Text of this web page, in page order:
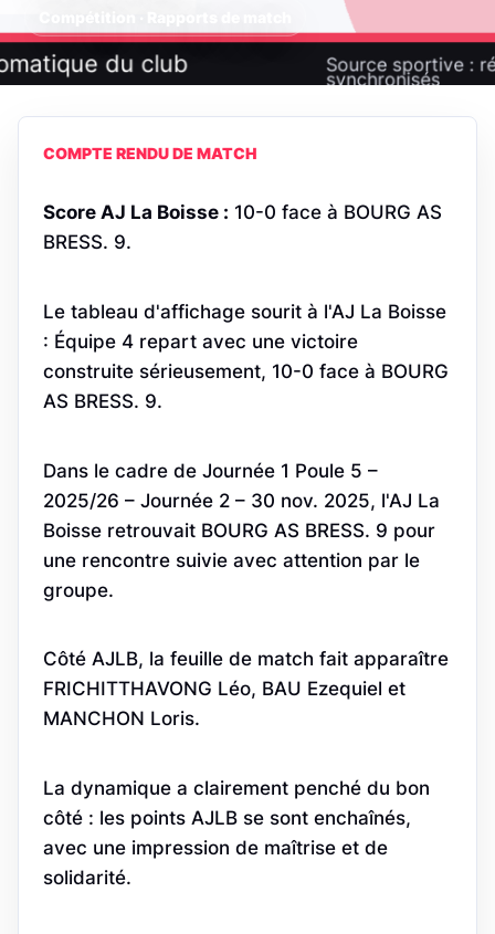
COMPTE RENDU DE MATCH
Score AJ La Boisse : 10-0 face à BOURG AS
BRESS. 9.
Le tableau d'affichage sourit à l'AJ La Boisse
: Équipe 4 repart avec une victoire
construite sérieusement, 10-0 face à BOURG
AS BRESS. 9.
Dans le cadre de Journée 1 Poule 5 –
2025/26 – Journée 2 – 30 nov. 2025, l'AJ La
Boisse retrouvait BOURG AS BRESS. 9 pour
une rencontre suivie avec attention par le
groupe.
Côté AJLB, la feuille de match fait apparaître
FRICHITTHAVONG Léo, BAU Ezequiel et
MANCHON Loris.
La dynamique a clairement penché du bon
côté : les points AJLB se sont enchaînés,
avec une impression de maîtrise et de
solidarité.